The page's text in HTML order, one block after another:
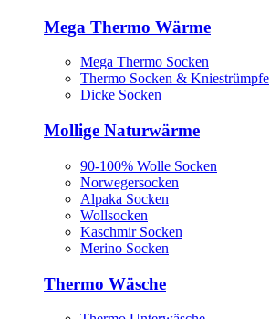
Mega Thermo Wärme
Mega Thermo Socken
Thermo Socken & Kniestrümpfe
Dicke Socken
Mollige Naturwärme
90-100% Wolle Socken
Norwegersocken
Alpaka Socken
Wollsocken
Kaschmir Socken
Merino Socken
Thermo Wäsche